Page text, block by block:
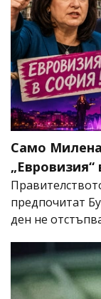
Само
предпочитат
ден не